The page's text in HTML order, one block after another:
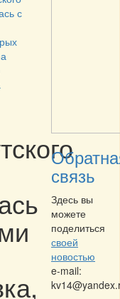
с
связь
Здесь вы
можете
поделиться
своей
новостью
e-mail: